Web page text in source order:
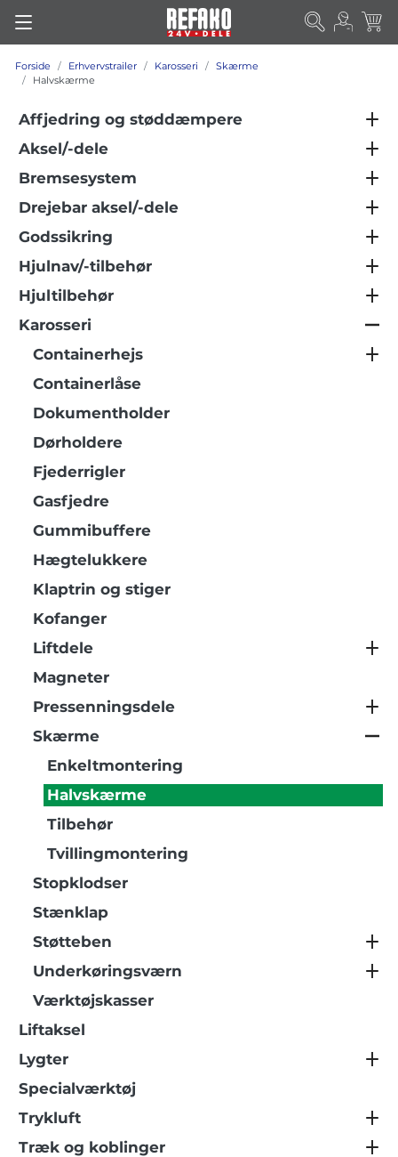
Forside Erhvervstrailer Karosseri
Skærme
Halvskærme
Affjedring og støddæmpere
Aksel/-dele
Bremsesystem
Drejebar aksel/-dele
Godssikring
Hjulnav/-tilbehør
Hjultilbehør
Karosseri
Containerhejs
Containerlåse
Dokumentholder
Dørholdere
Fjederrigler
Gasfjedre
Gummibuffere
Hægtelukkere
Klaptrin og stiger
Kofanger
Liftdele
Magneter
Pressenningsdele
Skærme
Enkeltmontering
Halvskærme
Tilbehør
Tvillingmontering
Stopklodser
Stænklap
Støtteben
Underkøringsværn
Værktøjskasser
Liftaksel
Lygter
Specialværktøj
Trykluft
Træk og koblinger